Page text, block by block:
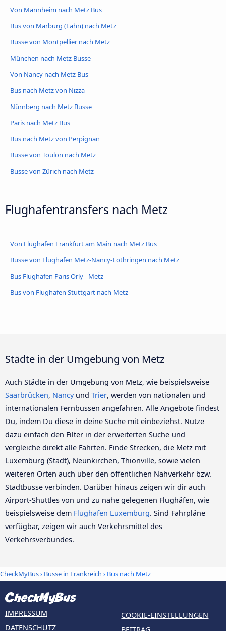
Von Mannheim nach Metz Bus
Bus von Marburg (Lahn) nach Metz
Busse von Montpellier nach Metz
München nach Metz Busse
Von Nancy nach Metz Bus
Bus nach Metz von Nizza
Nürnberg nach Metz Busse
Paris nach Metz Bus
Bus nach Metz von Perpignan
Busse von Toulon nach Metz
Busse von Zürich nach Metz
Flughafentransfers nach Metz
Von Flughafen Frankfurt am Main nach Metz Bus
Busse von Flughafen Metz-Nancy-Lothringen nach Metz
Bus Flughafen Paris Orly - Metz
Bus von Flughafen Stuttgart nach Metz
Städte in der Umgebung von Metz
Auch Städte in der Umgebung von Metz, wie beispielsweise
Saarbrücken, Nancyund Trier, werden von nationalen und
internationalen Fernbussen angefahren. Alle Angebote findest
Du, indem Du diese in deine Suche mit einbeziehst. Nutze
dazu einfach den Filter in der erweiterten Suche und
vergleiche direkt alle Fahrten. Finde Strecken, die Metz mit
Luxemburg (Stadt), Neunkirchen, Thionville, sowie vielen
weiteren Orten auch über den öffentlichen Nahverkehr bzw.
Stadtbusse verbinden. Darüber hinaus zeigen wir dir auch
Airport-Shuttles von und zu nahe gelegenen Flughäfen, wie
beispielsweise dem Flughafen Luxemburg. Sind Fahrpläne
verfügbar, zeigen wir auch Verkehrsmittel des
Verkehrsverbundes.
CheckMyBus› Busse in Frankreich › Bus nach Metz
IMPRESSUM
DATENSCHUTZ
COOKIE-EINSTELLUNGEN